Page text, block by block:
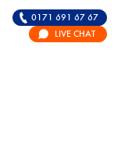
FÜR DIE
0171 691 67 67
LIVE CHAT